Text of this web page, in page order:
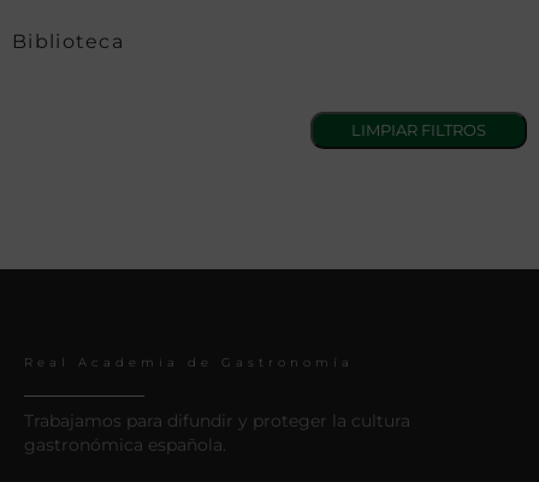
Biblioteca
Real Academia de Gastronomía
Trabajamos para difundir y proteger la cultura
gastronómica española.